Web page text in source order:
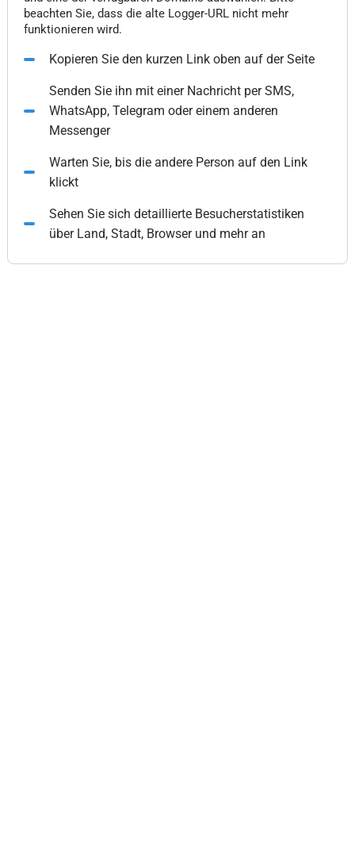
beachten Sie, dass die alte Logger-URL nicht mehr
funktionieren wird.
Kopieren Sie den kurzen Link oben auf der Seite
Senden Sie ihn mit einer Nachricht per SMS,
WhatsApp, Telegram oder einem anderen
Messenger
Warten Sie, bis die andere Person auf den Link
klickt
Sehen Sie sich detaillierte Besucherstatistiken
über Land, Stadt, Browser und mehr an